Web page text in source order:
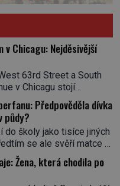
v Chicagu: Nejděsivější
63rd Street a South
v Chicagu stojí
Nemá žádný speciální
desku. A přesto prý
neradi chodí do
tady totiž sídlil sériový
a také
past na lidi
kriminalistiky.
Mudgett (1861–1896)
Předpověděla dívka
půdy?
do školy jako tisíce jiných
se ale svěří matce s
Ve škole, kterou dobře
nevidí budovu ani
nich se před ní tyčí
Žena, která chodila po